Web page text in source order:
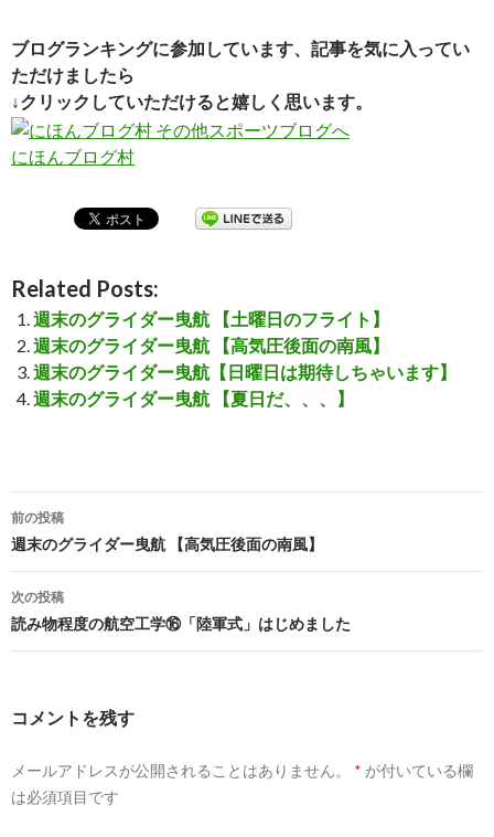
ブログランキングに参加しています、記事を気に入ってい
ただけましたら
↓クリックしていただけると嬉しく思います。
にほんブログ村
Related Posts:
週末のグライダー曳航 【土曜日のフライト】
週末のグライダー曳航 【高気圧後面の南風】
週末のグライダー曳航【日曜日は期待しちゃいます】
週末のグライダー曳航 【夏日だ、、、】
投
稿
ナ
ゲ
シ
前の投稿
週末のグライダー曳航 【高気圧後面の南風】
次の投稿
読み物程度の航空工学⑯「陸軍式」はじめました
コメントを残す
メールアドレスが公開されることはありません。 * が付いている欄
は必須項目です